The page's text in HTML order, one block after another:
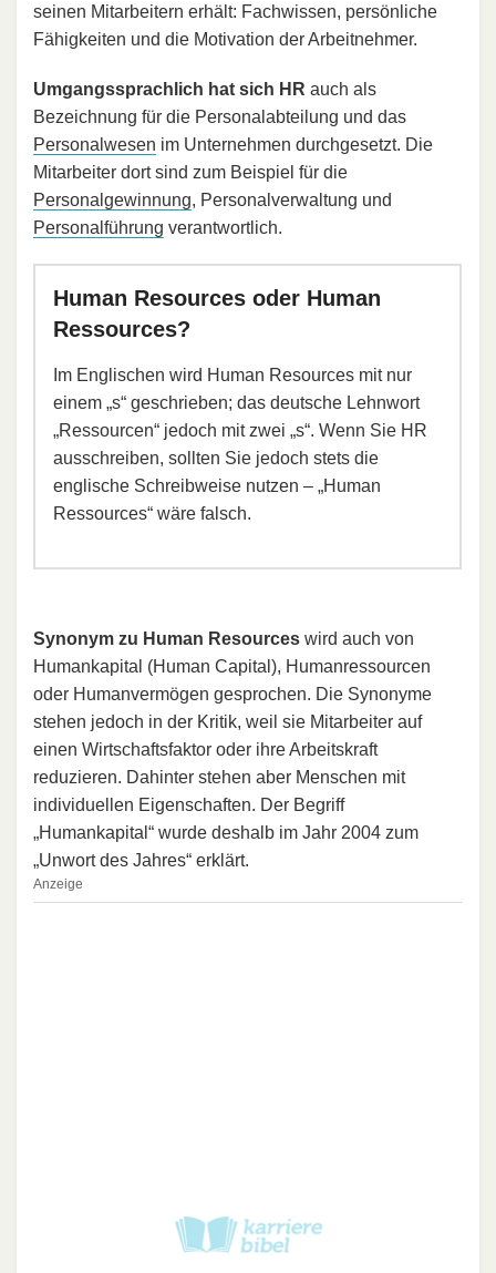
seinen Mitarbeitern erhält: Fachwissen, persönliche
Fähigkeiten und die Motivation der Arbeitnehmer.
Umgangssprachlich hat sich HR auch als
Bezeichnung für die Personalabteilung und das
Personalwesen im Unternehmen durchgesetzt. Die
Mitarbeiter dort sind zum Beispiel für die
Personalgewinnung, Personalverwaltung und
Personalführung verantwortlich.
Human Resources oder Human
Ressources?
Im Englischen wird Human Resources mit nur
einem „s“ geschrieben; das deutsche Lehnwort
„Ressourcen“ jedoch mit zwei „s“. Wenn Sie HR
ausschreiben, sollten Sie jedoch stets die
englische Schreibweise nutzen – „Human
Ressources“ wäre falsch.
Synonym zu Human Resources wird auch von
Humankapital (Human Capital), Humanressourcen
oder Humanvermögen gesprochen. Die Synonyme
stehen jedoch in der Kritik, weil sie Mitarbeiter auf
einen Wirtschaftsfaktor oder ihre Arbeitskraft
reduzieren. Dahinter stehen aber Menschen mit
individuellen Eigenschaften. Der Begriff
„Humankapital“ wurde deshalb im Jahr 2004 zum
„Unwort des Jahres“ erklärt.
Anzeige